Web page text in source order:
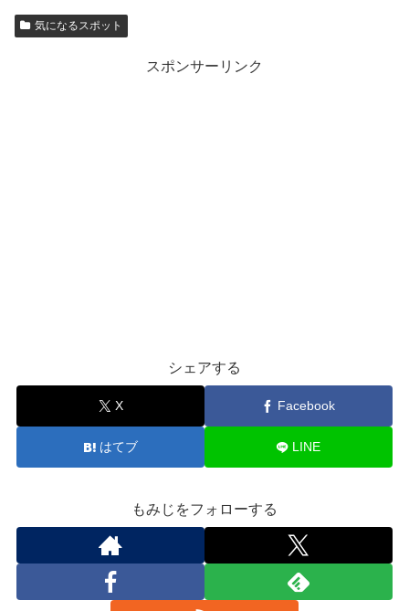
気になるスポット
スポンサーリンク
シェアする
X Facebook
はてブ LINE
もみじをフォローする